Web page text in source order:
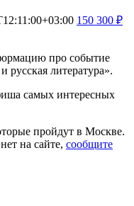
150 300 ₽
про событие
литература».
самых интересных
пройдут в Москве.
на сайте, сообщите